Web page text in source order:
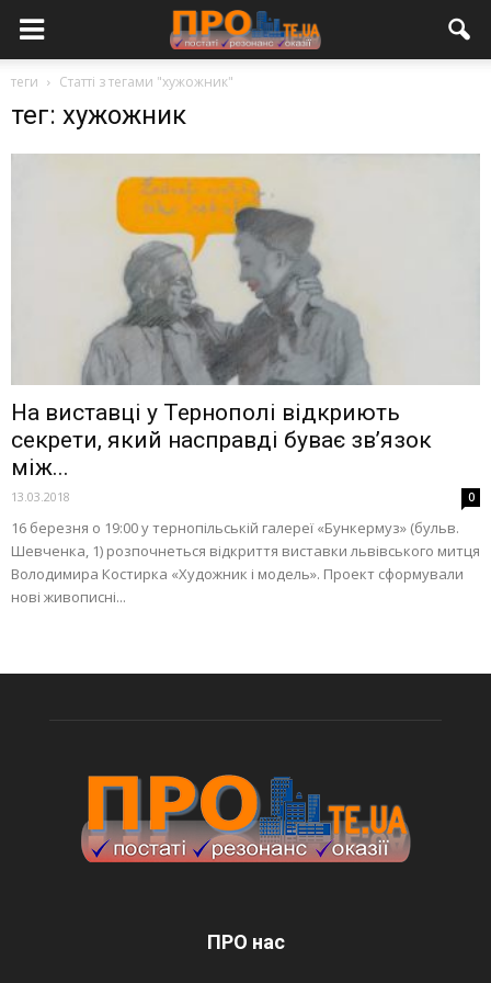
теги Статті з тегами "хужожник"
тег: хужожник
На виставці у Тернополі відкриють
секрети, який насправді буває зв’язок
між...
13.03.2018 0
16 березня о 19:00 у тернопільській галереї «Бункермуз» (бульв.
Шевченка, 1) розпочнеться відкриття виставки львівського митця
Володимира Костирка «Художник і модель». Проект сформували
нові живописні...
ПРО нас